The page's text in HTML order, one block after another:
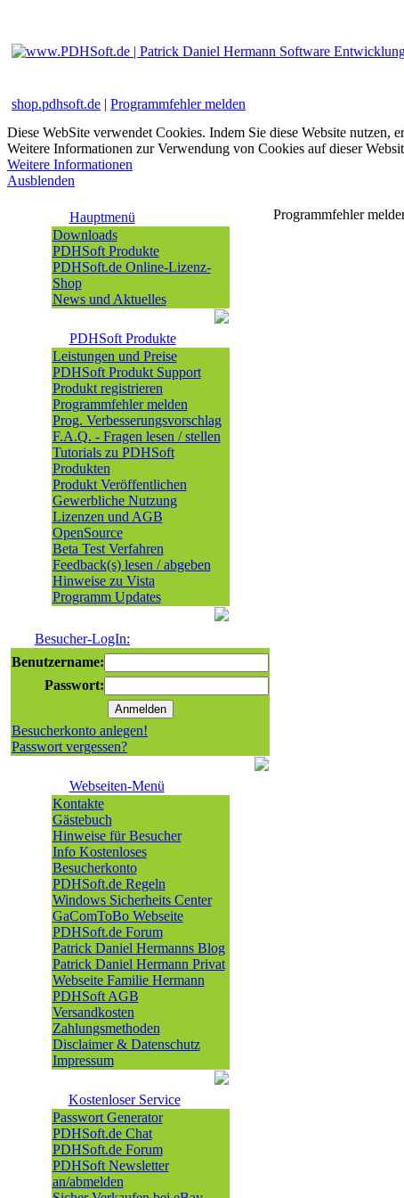
shop.pdhsoft.de | Programmfehler melden
Diese WebSite verwendet Cookies. Indem Sie diese Website nutzen,
Weitere Informationen zur Verwendung von Cookies auf dieser
Weitere Informationen
Ausblenden
Hauptmenü
Downloads
PDHSoft Produkte
PDHSoft.de Online-Lizenz-
Shop
News und Aktuelles
PDHSoft Produkte
Leistungen und Preise
PDHSoft Produkt Support
Produkt registrieren
Programmfehler melden
Prog. Verbesserungsvorschlag
F.A.Q. - Fragen lesen / stellen
Tutorials zu PDHSoft
Produkten
Produkt Veröffentlichen
Gewerbliche Nutzung
Lizenzen und AGB
OpenSource
Beta Test Verfahren
Feedback(s) lesen / abgeben
Hinweise zu Vista
Programm Updates
Besucher-LogIn:
Benutzername:
Passwort:
Besucherkonto anlegen!
Passwort vergessen?
Webseiten-Menü
Kontakte
Gästebuch
Hinweise für Besucher
Info Kostenloses
Besucherkonto
PDHSoft.de Regeln
Windows Sicherheits Center
GaComToBo Webseite
PDHSoft.de Forum
Patrick Daniel Hermanns Blog
Patrick Daniel Hermann Privat
Webseite Familie Hermann
PDHSoft AGB
Versandkosten
Zahlungsmethoden
Disclaimer & Datenschutz
Impressum
Kostenloser Service
Passwort Generator
PDHSoft.de Chat
PDHSoft.de Forum
PDHSoft Newsletter
an/abmelden
Programmfehler